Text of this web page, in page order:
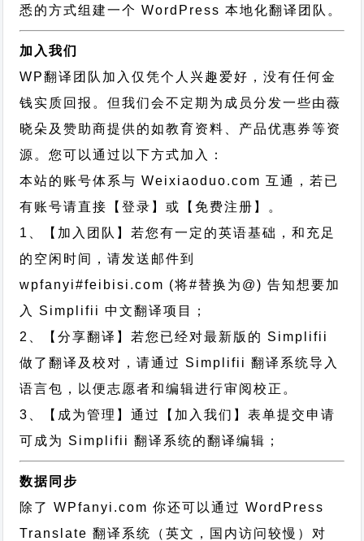
悉的方式组建一个 WordPress 本地化翻译团队。
加入我们
WP翻译团队加入仅凭个人兴趣爱好，没有任何金
钱实质回报。但我们会不定期为成员分发一些由薇
晓朵及赞助商提供的如教育资料、产品优惠券等资
源。您可以通过以下方式加入：
本站的账号体系与Weixiaoduo.com 互通，若已
有账号请直接【登录】或【免费注册】。
1、【加入团队】若您有一定的英语基础，和充足
的空闲时间，请发送邮件到
wpfanyi#feibisi.com (将#替换为@) 告知想要加
入 Simplifii 中文翻译项目；
2、【分享翻译】若您已经对最新版的 Simplifii
做了翻译及校对，请通过 Simplifii 翻译系统导入
语言包，以便志愿者和编辑进行审阅校正。
3、【成为管理】通过【加入我们】表单提交申请
可成为 Simplifii 翻译系统的翻译编辑；
数据同步
除了 WPfanyi.com 你还可以通过WordPress
Translate 翻译系统（英文，国内访问较慢）对